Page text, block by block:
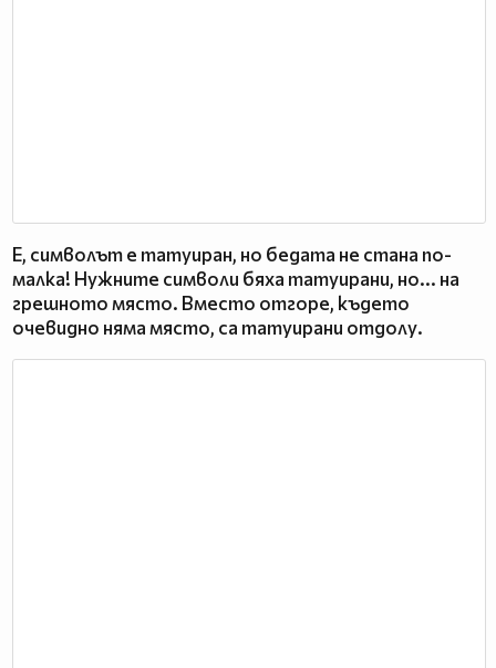
Е, символът е татуиран, но бедата не стана по-
малка! Нужните символи бяха татуирани, но... на
грешното място. Вместо отгоре, където
очевидно няма място, са татуирани отдолу.